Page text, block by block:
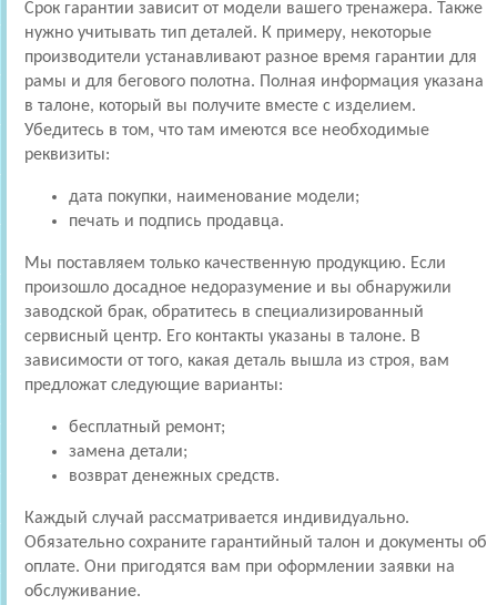
Срок гарантии зависит от модели вашего тренажера. Также
нужно учитывать тип деталей. К примеру, некоторые
производители устанавливают разное время гарантии для
рамы и для бегового полотна. Полная информация указана
в талоне, который вы получите вместе с изделием.
Убедитесь в том, что там имеются все необходимые
реквизиты:
дата покупки, наименование модели;
печать и подпись продавца.
Мы поставляем только качественную продукцию. Если
произошло досадное недоразумение и вы обнаружили
заводской брак, обратитесь в специализированный
сервисный центр. Его контакты указаны в талоне. В
зависимости от того, какая деталь вышла из строя, вам
предложат следующие варианты:
бесплатный ремонт;
замена детали;
возврат денежных средств.
Каждый случай рассматривается индивидуально.
Обязательно сохраните гарантийный талон и документы об
оплате. Они пригодятся вам при оформлении заявки на
обслуживание.